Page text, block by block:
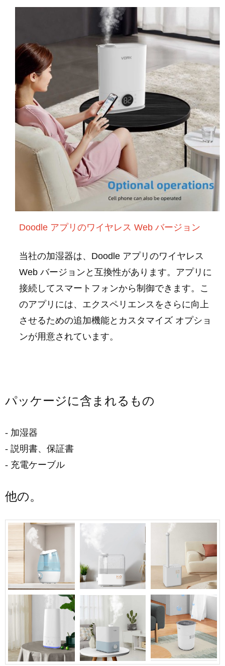
Doodle アプリのワイヤレス Web バージョン
当社の加湿器は、Doodle アプリのワイヤレス
Web バージョンと互換性があります。アプリに
接続してスマートフォンから制御できます。こ
のアプリには、エクスペリエンスをさらに向上
させるための追加機能とカスタマイズ オプショ
ンが用意されています。
パッケージに含まれるもの
- 加湿器
- 説明書、保証書
- 充電ケーブル
他の。